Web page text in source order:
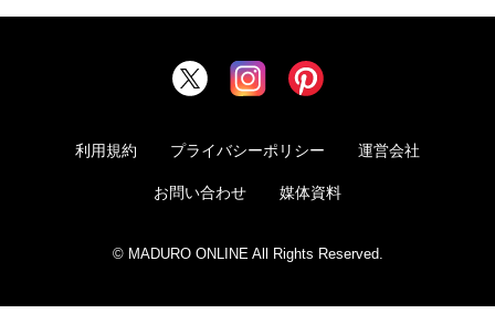
利用規約 プライバシーポリシー 運営会社
お問い合わせ 媒体資料
© MADURO ONLINE All Rights Reserved.